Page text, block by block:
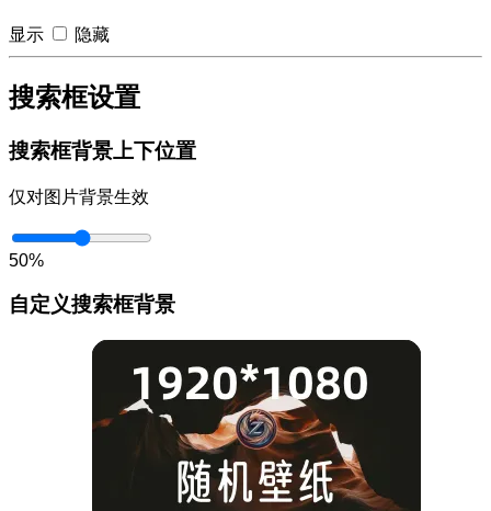
显示 隐藏
搜索框设置
搜索框背景上下位置
仅对图片背景生效
50%
自定义搜索框背景